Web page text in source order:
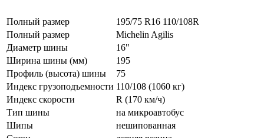
Полный размер
195/75 R16 110/108R
Полный размер
Michelin Agilis
Диаметр шины
16"
Ширина шины (мм)
195
Профиль (высота) шины
75
Индекс грузоподъемности 110/108 (1060 кг)
Индекс скорости
R (170 км/ч)
Тип шины
на микроавтобус
Шипы
нешипованная